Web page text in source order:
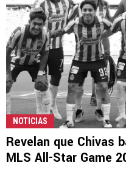
NOTICIAS
Revelan que Chivas
MLS All-Star Game